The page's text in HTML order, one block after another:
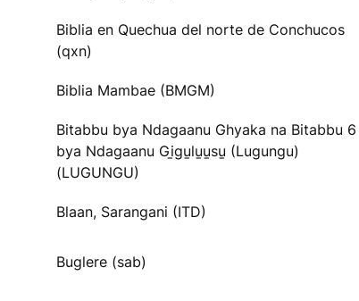
Biblia en Quechua del norte de Conchucos
(qxn)
Biblia Mambae (BMGM)
Bitabbu bya Ndagaanu Ghyaka na Bitabbu 6
bya Ndagaanu Gi̱gu̱lu̱u̱su̱ (Lugungu)
(LUGUNGU)
Blaan, Sarangani (ITD)
Buglere (sab)